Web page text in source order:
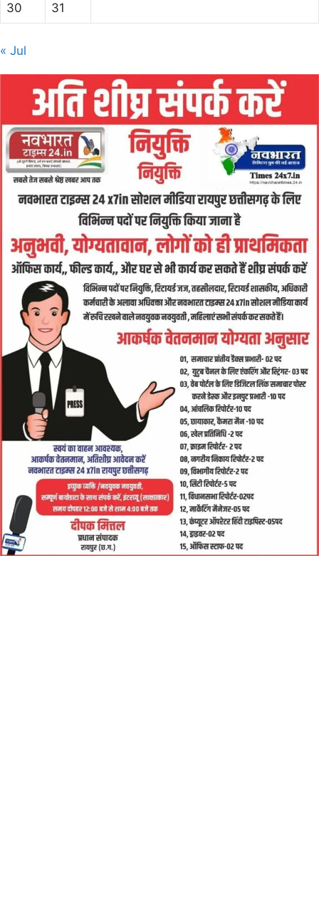
30 31
« Jul